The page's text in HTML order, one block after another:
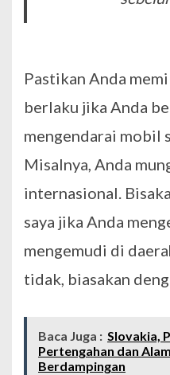
Pastikan Anda
berlaku jika Anda
mengendarai mobil
Misalnya, Anda
internasional.
saya jika Anda
mengemudi di
tidak, biasakan
Baca Juga : Slovakia,
Pertengahan dan
Berdampingan